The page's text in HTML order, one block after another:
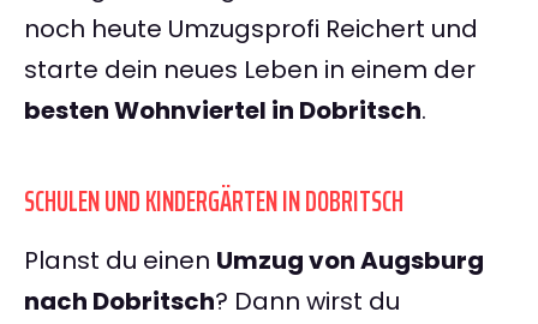
noch heute Umzugsprofi Reichert und
starte dein neues Leben in einem der
besten Wohnviertel in Dobritsch.
SCHULEN UND KINDERGÄRTEN IN DOBRITSCH
Planst du einen Umzug von Augsburg
nach Dobritsch? Dann wirst du